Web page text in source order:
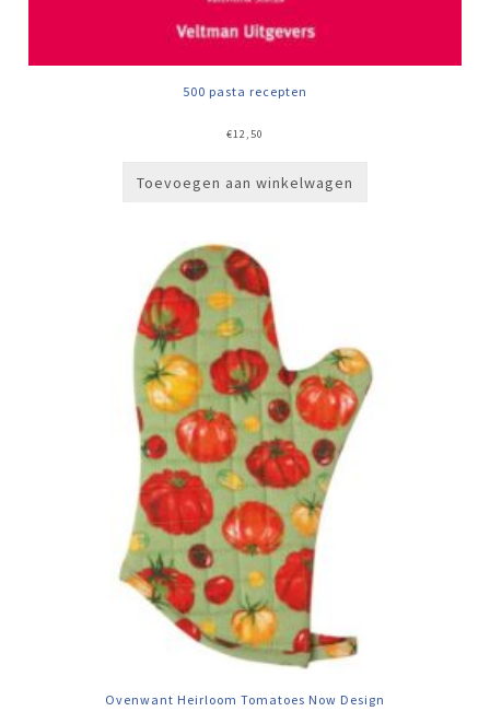
500 pasta recepten
€12,50
Toevoegen aan winkelwagen
Ovenwant Heirloom Tomatoes Now Design